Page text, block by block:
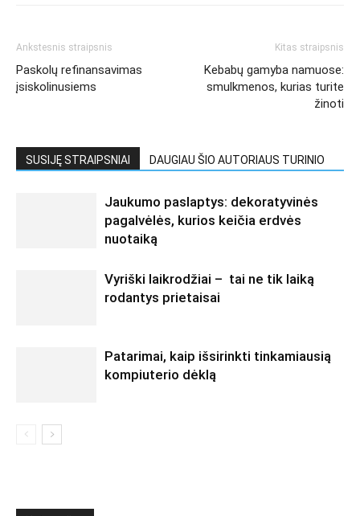
Ankstesnis straipsnis
Paskolų refinansavimas
įsiskolinusiems
Kitas straipsnis
Kebabų gamyba namuose:
smulkmenos, kurias turite
žinoti
SUSIJĘ STRAIPSNIAI DAUGIAU ŠIO AUTORIAUS TURINIO
Jaukumo paslaptys: dekoratyvinės
pagalvėlės, kurios keičia erdvės
nuotaiką
Vyriški laikrodžiai – tai ne tik laiką
rodantys prietaisai
Patarimai, kaip išsirinkti tinkamiausią
kompiuterio dėklą